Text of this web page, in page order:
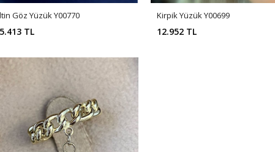
Göz Yüzük Y00770
TL
Kirpik Yüzük Y00699
12.952 TL